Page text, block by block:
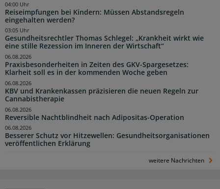
Reiseimpfungen bei Kindern: Müssen Abstandsregeln
eingehalten werden?
04:00 Uhr
Gesundheitsrechtler Thomas Schlegel: „Krankheit wirkt wie
eine stille Rezession im Inneren der Wirtschaft“
03:05 Uhr
Praxisbesonderheiten in Zeiten des GKV-Spargesetzes:
Klarheit soll es in der kommenden Woche geben
06.08.2026
KBV und Krankenkassen präzisieren die neuen Regeln zur
Cannabistherapie
06.08.2026
Reversible Nachtblindheit nach Adipositas-Operation
06.08.2026
Besserer Schutz vor Hitzewellen: Gesundheitsorganisationen
veröffentlichen Erklärung
06.08.2026
weitere Nachrichten